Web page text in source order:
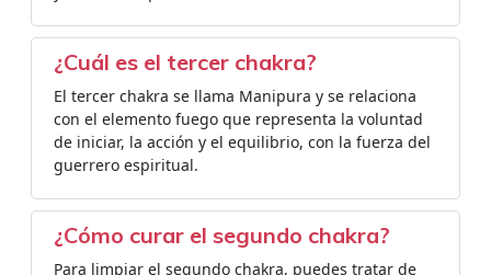
¿Cuál es el tercer chakra?
El tercer chakra se llama Manipura y se relaciona
con el elemento fuego que representa la voluntad
de iniciar, la acción y el equilibrio, con la fuerza del
guerrero espiritual.
¿Cómo curar el segundo chakra?
Para limpiar el segundo chakra, puedes tratar de